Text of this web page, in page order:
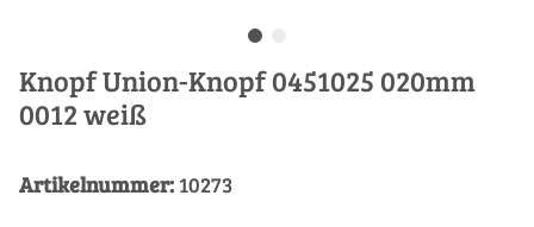
Knopf Union-Knopf 0451025 020mm
0012 weiß
Artikelnummer: 10273